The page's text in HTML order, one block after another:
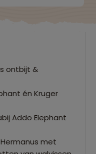
ontbijt &
én Kruger
Addo Elephant
met